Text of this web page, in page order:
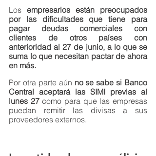
Los empresarios están preocupados
por las dificultades que tiene para
pagar deudas comerciales con
clientes de otros países con
anterioridad al 27 de junio, a lo que se
suma lo que necesitan pactar de ahora
en más.
Por otra parte aún no se sabe si Banco
Central aceptará las SIMI previas al
lunes 27 como para que las empresas
puedan remitir las divisas a sus
proveedores externos.